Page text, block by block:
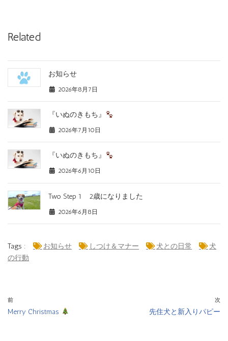
Related
お知らせ
2026年8月7日
『いぬのきもち』
2026年7月10日
『いぬのきもち』
2026年6月10日
Two Step 1 2歳になりました
2026年6月8日
Tags : お知らせ しつけ＆マナー 犬との日常
犬
の行動
前
Merry Christmas
次
先住犬と新入りパピー